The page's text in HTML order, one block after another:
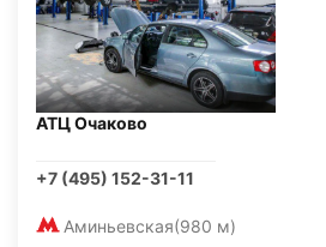
АТЦ Очаково
+7 (495) 152-31-11
Аминьевская(980 м)